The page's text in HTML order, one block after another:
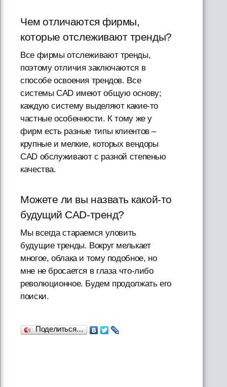
Чем отличаются фирмы,
которые отслеживают тренды?
Все фирмы отслеживают тренды,
поэтому отличия заключаются в
способе освоения трендов. Все
системы CAD имеют общую основу;
каждую систему выделяют какие-то
частные особенности. К тому же у
фирм есть разные типы клиентов –
крупные и мелкие, которых вендоры
CAD обслуживают с разной степенью
качества.
Можете ли вы назвать какой-то
будущий CAD-тренд?
Мы всегда стараемся уловить
будущие тренды. Вокруг мелькает
многое, облака и тому подобное, но
мне не бросается в глаза что-либо
революционное. Будем продолжать его
поиски.
Поделиться…